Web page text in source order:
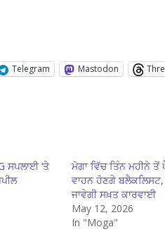
Telegram Mastodon
ਸਪਲਾਈ ‘ਤੇ
ਮੋਗਾ ਵਿੱਚ ਤਿੰਨ ਮਹੀਨੇ ਤੋਂ
ਵਾਹਨ ਹੋਣਗੇ ਬਲੈਕਲਿਸਟ,
ਜਾਵੇਗੀ ਸਖ਼ਤ ਕਾਰਵਾਈ
May 12, 2026
In "Moga"